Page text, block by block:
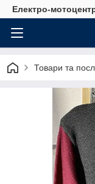
Електро-
Товари та